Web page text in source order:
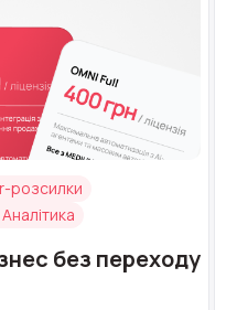
розсилки
без переходу